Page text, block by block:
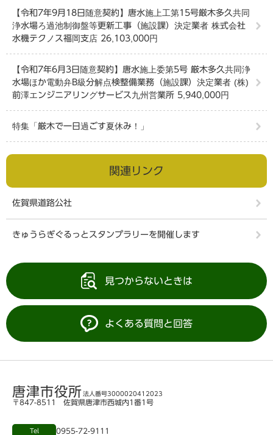
【令和7年9月18日随意契約】唐水施上工第15号厳木多久共同
浄水場ろ過池制御盤等更新工事（施設課）決定業者 株式会社
水機テクノス福岡支店 26,103,000円
【令和7年6月3日随意契約】唐水施上委第5号 厳木多久共同浄
水場ほか電動弁B級分解点検整備業務（施設課）決定業者 (株)
前澤エンジニアリングサービス九州営業所 5,940,000円
特集「厳木で一日過ごす夏休み！」
関連リンク
佐賀県道路公社
きゅうらぎぐるっとスタンプラリーを開催します
見つからないときは
よくある質問と回答
唐津市役所 法人番号3000020412023
〒847-8511 佐賀県唐津市西城内1番1号
Tel 0955-72-9111